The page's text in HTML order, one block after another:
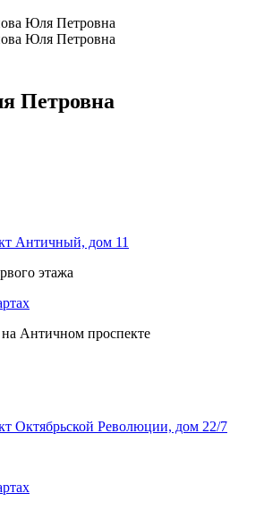
Петровна
Античный, дом 11
этажа
Античном проспекте
Октябрьской Революции, дом 22/7